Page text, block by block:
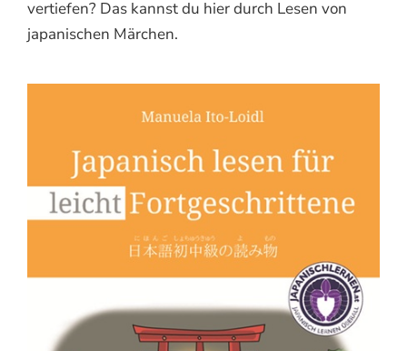
vertiefen? Das kannst du hier durch Lesen von
japanischen Märchen.